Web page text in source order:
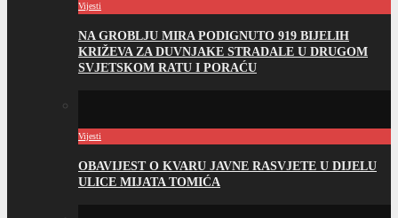
Vijesti
NA GROBLJU MIRA PODIGNUTO 919 BIJELIH
KRIŽEVA ZA DUVNJAKE STRADALE U DRUGOM
SVJETSKOM RATU I PORAĆU
Vijesti
OBAVIJEST O KVARU JAVNE RASVJETE U DIJELU
ULICE MIJATA TOMIĆA